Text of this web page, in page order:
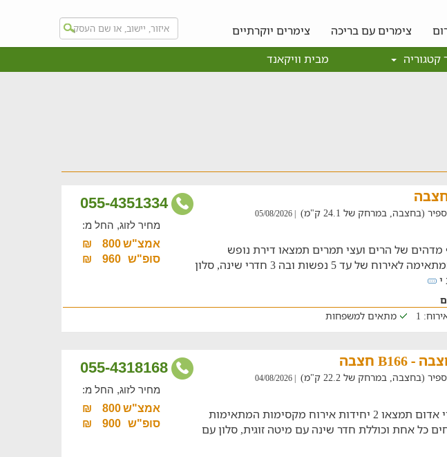
צימרים עם בריכה
צימרים יוקרתיים
קטגוריה מבית וויקאנד
055-4351334
(בחצבה, במרחק של 24.1 ק"מ) | 05/08/2026
מדהים של הרים ועצי תמרים תמצאו דירת נופש
מוקפדת המתאימה לאירוח של עד 5 נפשות ובה 3 חדרי שינה, סלון
י
מחיר לזוג, החל מ:
אמצ"ש800
₪
סופ"ש
960
₪
1
מתאים למשפחות
055-4318168
(בחצבה, במרחק של 22.2 ק"מ) | 04/08/2026
מול נוף הרי אדום תמצאו 2 יחידות אירוח מקסימות המתאימות
אורחים כל אחת וכוללת חדר שינה עם מיטה זוגית, סלון עם
מחיר לזוג, החל מ:
אמצ"ש800
₪
סופ"ש
900
₪